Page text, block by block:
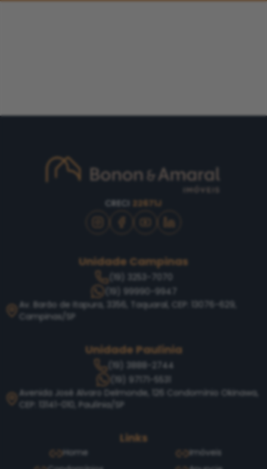
CRECI 22671J
Unidade Campinas
(19) 99990-9947
Av. Barão de Itapura, 3356, Taquaral, CEP: 13076-629,
Campinas/SP
Unidade Paulínia
(19) 3888-2744
Avenida José Alvaro Delmonde, 126 Condomínio Okinawa,
CEP: 13141-010, Paulínia/SP
Links
Home
Imóveis